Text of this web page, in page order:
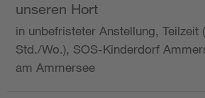
unseren Hort
in unbefristeter Anstellung,
Std./Wo.), SOS-Kinderdorf
am Ammersee